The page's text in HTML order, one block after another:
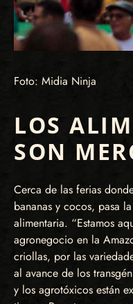
Foto: Midia Ninja
LOS
SON
Cerca de las ferias
bananas y cocos, pasa
alimentaria. “Estamos
agronegocio en la
criollas, por las
al avance de los
y los agrotóxicos están